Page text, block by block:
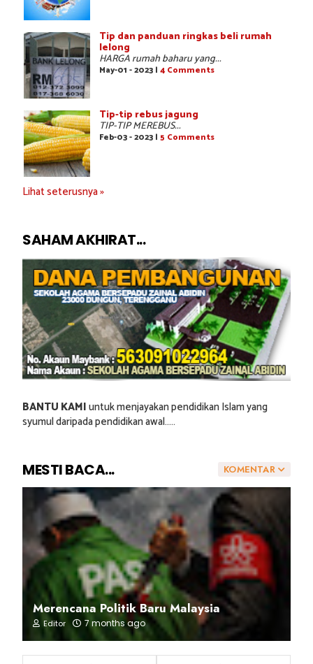
Tip dan panduan ringkas beli rumah
lelong
HARGA rumah baharu yang...
May-01 - 2023 | 4 Comments
Tip-tip rebus jagung
TIP-TIP MEREBUS...
Feb-03 - 2023 | 5 Comments
Lihat seterusnya »
SAHAM AKHIRAT...
BANTU KAMIuntuk menjayakan pendidikan Islam yang
syumul daripada pendidikan awal.....
KOMENTAR
MESTI BACA...
Merencana Politik Baru Malaysia
Editor 7 months ago